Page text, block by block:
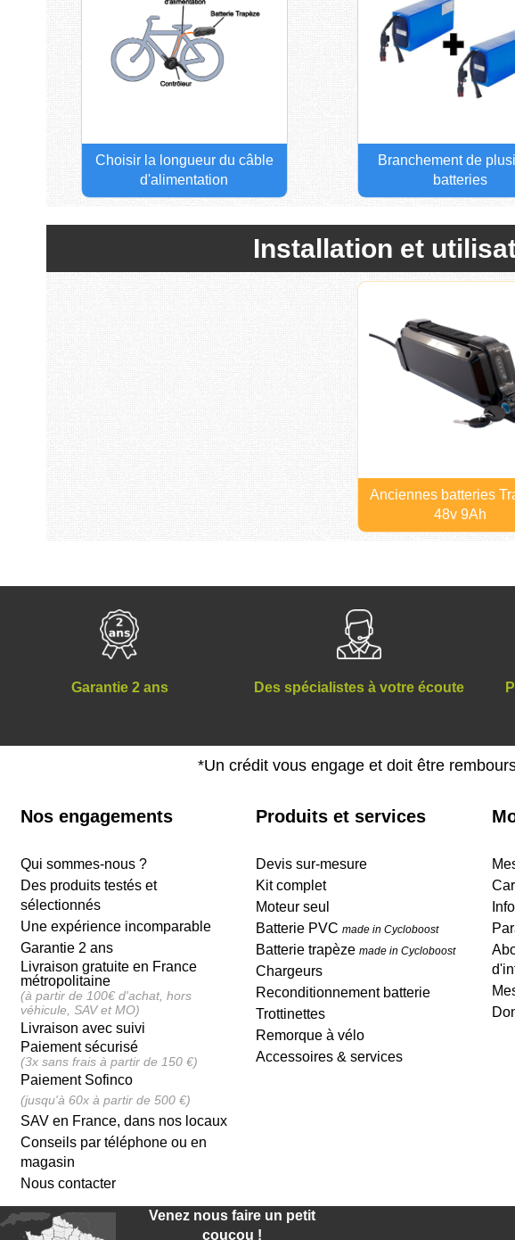
Choisir la longueur du câble
d'alimentation
Branchement de
batteries
Installation et
Anciennes batteries
48v 9Ah
Garantie 2 ans Des spécialistes à votre écoute
*Un crédit vous engage et doit être
Nos engagements
Qui sommes-nous ?
Des produits testés et
sélectionnés
Une expérience incomparable
Garantie 2 ans
Livraison gratuite en France
métropolitaine
(à partir de 100€ d'achat, hors
véhicule, SAV et MO)
Livraison avec suivi
Paiement sécurisé
(3x sans frais à partir de 150 €)
Paiement Sofinco
(jusqu'à 60x à partir de 500 €)
SAV en France, dans nos locaux
Conseils par téléphone ou en
magasin
Nous contacter
Produits et services
Devis sur-mesure
Kit complet
Moteur seul
Batterie PVCmade in Cycloboost
Batterie trapèzemade in Cycloboost
Chargeurs
Reconditionnement batterie
Trottinettes
Remorque à vélo
Accessoires & services
Venez nous faire un petit
coucou !